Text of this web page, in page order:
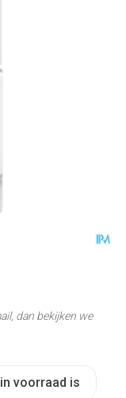
voorraad is
dan bekijken we